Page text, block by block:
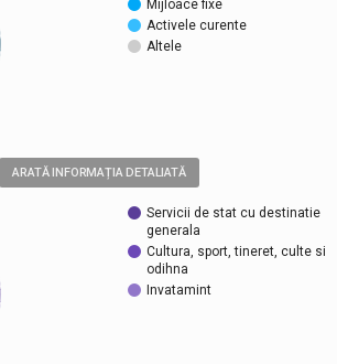
Mijloace fixe
Activele curente
Altele
ARATĂ INFORMAȚIA DETALIATĂ
Servicii de stat cu destinatie
generala
Cultura, sport, tineret, culte si
odihna
Invatamint